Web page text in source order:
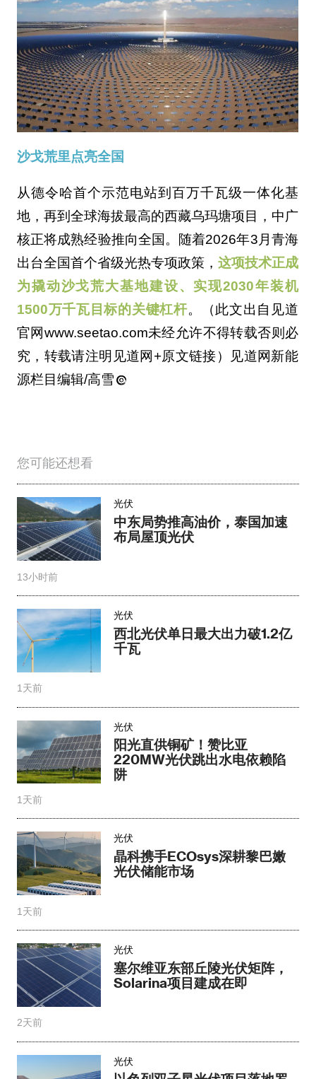
沙戈荒里点亮全国
从德令哈首个示范电站到百万千瓦级一体化基
地，再到全球海拔最高的西藏乌玛塘项目，中广
核正将成熟经验推向全国。随着2026年3月青海
出台全国首个省级光热专项政策， 这项技术正成
为撬动沙戈荒大基地建设、实现2030年装机
1500万千瓦目标的关键杠杆。（此文出自见道
官网www.seetao.com未经允许不得转载否则必
究，转载请注明见道网+原文链接）见道网新能
源栏目编辑/高雪
您可能还想看
光伏
中东局势推高油价，泰国加速
布局屋顶光伏
13小时前
光伏
西北光伏单日最大出力破1.2亿
千瓦
1天前
光伏
阳光直供铜矿！赞比亚
220MW光伏跳出水电依赖陷
阱
1天前
光伏
晶科携手ECOsys深耕黎巴嫩
光伏储能市场
1天前
光伏
塞尔维亚东部丘陵光伏矩阵，
Solarina项目建成在即
2天前
光伏